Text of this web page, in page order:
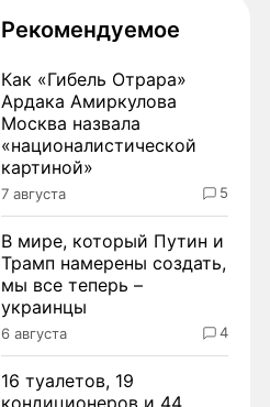
Рекомендуемое
Как «Гибель Отрара»
Ардака Амиркулова
Москва назвала
«националистической
картиной»
7 августа 5
В мире, который Путин и
Трамп намерены создать,
мы все теперь –
украинцы
6 августа 4
16 туалетов, 19
кондиционеров и 44